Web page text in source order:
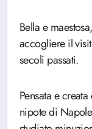
Bella e
accogliere il
secoli passati.
Pensata e
nipote di